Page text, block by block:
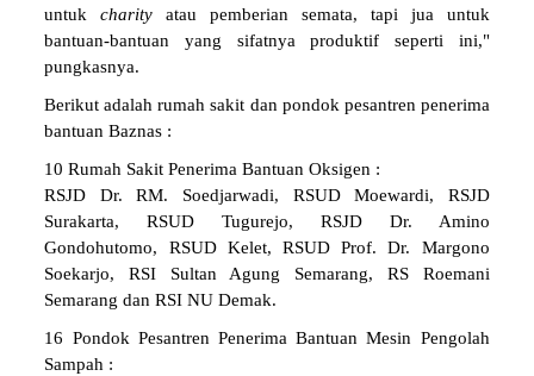
untukcharityatau pemberian semata, tapi jua untuk
bantuan-bantuan yang sifatnya produktif seperti ini,"
pungkasnya.
Berikut adalah rumah sakit dan pondok pesantren penerima
bantuan Baznas :
10 Rumah Sakit Penerima Bantuan Oksigen :
RSJD Dr. RM. Soedjarwadi, RSUD Moewardi, RSJD
Surakarta, RSUD Tugurejo, RSJD Dr. Amino
Gondohutomo, RSUD Kelet, RSUD Prof. Dr. Margono
Soekarjo, RSI Sultan Agung Semarang, RS Roemani
Semarang dan RSI NU Demak.
16 Pondok Pesantren Penerima Bantuan Mesin Pengolah
Sampah :